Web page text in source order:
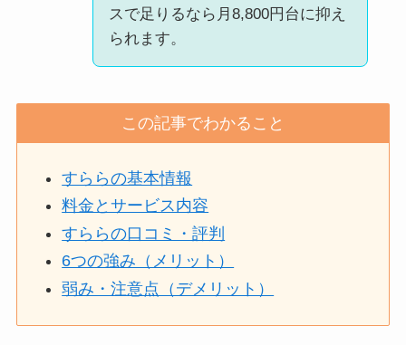
スで足りるなら月8,800円台に抑え
られます。
この記事でわかること
すららの基本情報
料金とサービス内容
すららの口コミ・評判
6つの強み（メリット）
弱み・注意点（デメリット）